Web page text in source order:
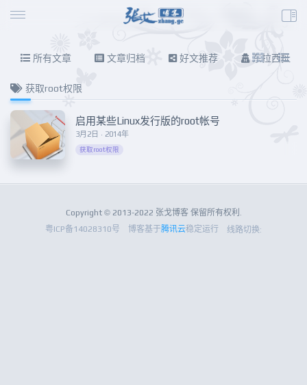
所有文章 文章归档 好文推荐 东拉西扯
获取root权限
3月2日 · 2014年
启用某些Linux发行版的root帐号
获取root权限
Copyright © 2013-2022 张戈博客 保留所有权利.
粤ICP备14028310号
博客基于腾讯云稳定运行 线路切换: